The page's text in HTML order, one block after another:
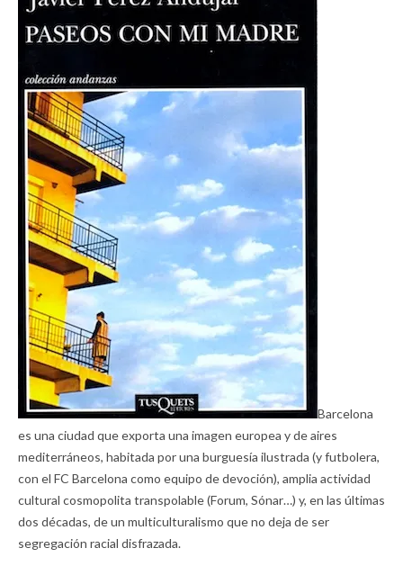
Barcelona
es una ciudad que exporta una imagen europea y de aires
mediterráneos, habitada por una burguesía ilustrada (y futbolera,
con el FC Barcelona como equipo de devoción), amplia actividad
cultural cosmopolita transpolable (Forum, Sónar…) y, en las últimas
dos décadas, de un multiculturalismo que no deja de ser
segregación racial disfrazada.